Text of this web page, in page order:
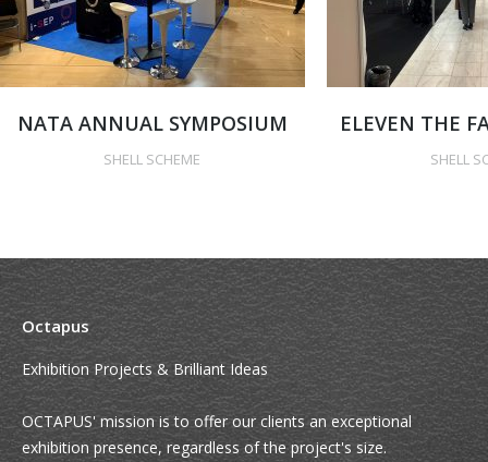
NATA ANNUAL SYMPOSIUM
SHELL SCHEME
ELEVEN THE
SHELL
Octapus
Exhibition Projects & Brilliant Ideas
OCTAPUS' mission is to offer our clients an exceptional
exhibition presence, regardless of the project's size.